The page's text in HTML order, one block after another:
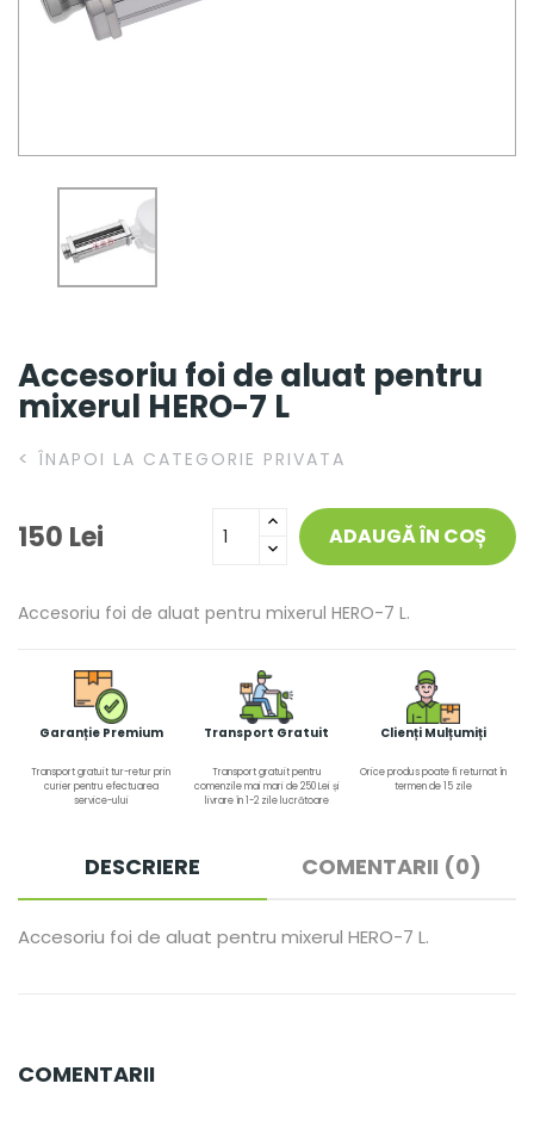
Accesoriu foi de aluat pentru
mixerul HERO-7 L
< ÎNAPOI LA CATEGORIE PRIVATA
150 Lei ADAUGĂ ÎN COȘ
Accesoriu foi de aluat pentru mixerul HERO-7 L.
Garanție Premium
Transport gratuit tur-retur prin
curier pentru efectuarea
service-ului
Transport Gratuit
Transport gratuit pentru
comenzile mai mari de 250 Lei și
livrare în 1-2 zile lucrătoare
Clienți Mulțumiți
Orice produs poate fi returnat în
termen de 15 zile
DESCRIERE COMENTARII (0)
Accesoriu foi de aluat pentru mixerul HERO-7 L.
COMENTARII